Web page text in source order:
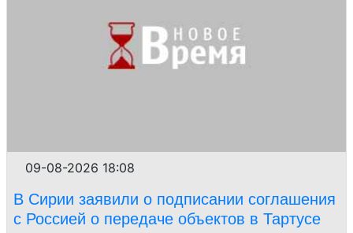
09-08-2026 18:08
В Сирии заявили о подписании соглашения
с Россией о передаче объектов в Тартусе